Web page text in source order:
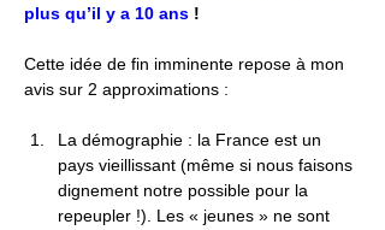
plus qu’il y a 10 ans !
Cette idée de fin imminente repose à mon
avis sur 2 approximations :
La démographie : la France est un
pays vieillissant (même si nous faisons
dignement notre possible pour la
repeupler !). Les « jeunes » ne sont